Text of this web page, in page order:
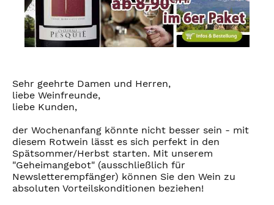
Sehr geehrte Damen und Herren,
liebe Weinfreunde,
liebe Kunden,
der Wochenanfang könnte nicht besser sein - mit
diesem Rotwein lässt es sich perfekt in den
Spätsommer/Herbst starten. Mit unserem
"Geheimangebot" (ausschließlich für
Newsletterempfänger) können Sie den Wein zu
absoluten Vorteilskonditionen beziehen!